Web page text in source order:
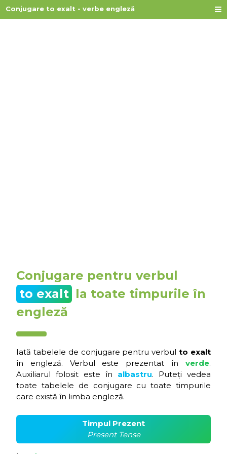
Conjugare to exalt - verbe engleză
Conjugare pentru verbul
to exalt la toate timpurile în
engleză
Iată tabelele de conjugare pentru verbulto exalt
în engleză. Verbul este prezentat în verde.
Auxiliarul folosit este în albastru. Puteți vedea
toate tabelele de conjugare cu toate timpurile
care există în limba engleză.
Timpul Prezent
Present Tense